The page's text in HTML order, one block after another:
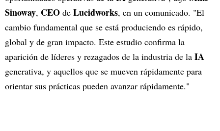
Sinoway, CEO de Lucidworks, en un comunicado. "El
cambio fundamental que se está produciendo es rápido,
global y de gran impacto. Este estudio confirma la
aparición de líderes y rezagados de la industria de la IA
generativa, y aquellos que se mueven rápidamente para
orientar sus prácticas pueden avanzar rápidamente."